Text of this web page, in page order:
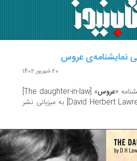
عروس
عروس
» [The daughter-in-law]
[David Herbert Lawrence] به میزبانی نشر